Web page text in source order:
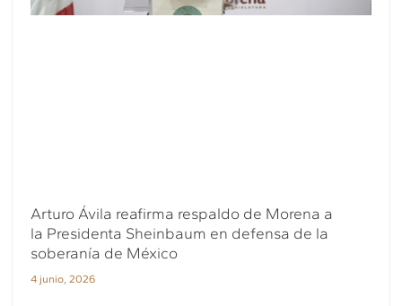
Arturo Ávila reafirma respaldo de Morena a
la Presidenta Sheinbaum en defensa de la
soberanía de México
4 junio, 2026